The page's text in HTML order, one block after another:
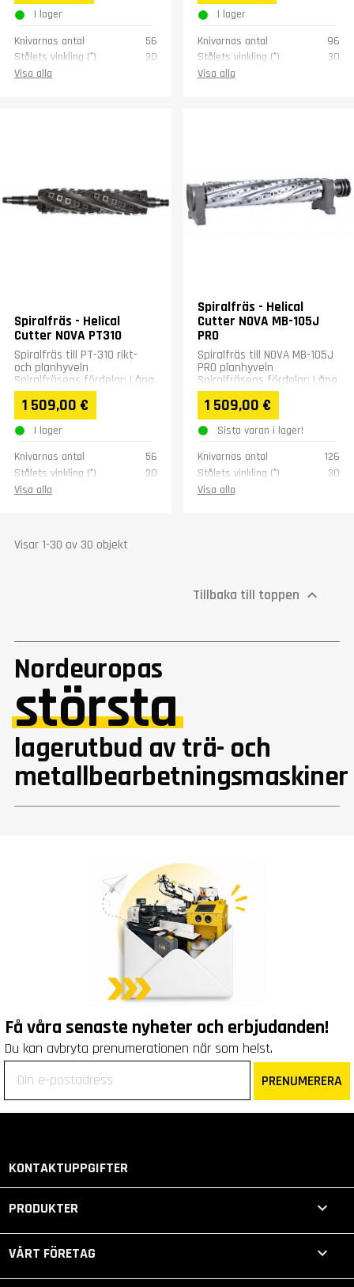
I lager
Knivarnas antal
56
Stålets vinkling (°)
30
Stålets storlek (mm)
Visa alla
I lager
Knivarnas antal
96
Stålets vinkling (°)
30
Stålets storlek (mm)
Visa alla
Spiralfräs - Helical
Cutter NOVA PT310
Spiralfräs till PT-310 rikt-
och planhyveln
Spiralfräsens fördelar: Lång
livslängd, fyra skärytor per
stål. Stålen är...
1 509,00 €
I lager
Knivarnas antal
56
Stålets vinkling (°)
30
Stålets storlek (mm)
Visa alla
Spiralfräs - Helical
Cutter NOVA MB-105J
PRO
Spiralfräs till NOVA MB-105J
PRO planhyveln
Spiralfräsens fördelar: Lång
livslängd, fyra skärytor per
stål. Stålen är...
1 509,00 €
Sista varan i lager!
Knivarnas antal
126
Stålets vinkling (°)
30
Stålets storlek (mm)
Visa alla
Visar 1-30 av 30 objekt
Tillbaka till toppen 
Nordeuropas
största
lagerutbud av trä- och
metallbearbetningsmaskiner
Få våra senaste nyheter och erbjudanden!
Du kan avbryta prenumerationen när som helst.
PRENUMERERA
KONTAKTUPPGIFTER
PRODUKTER 
VÅRT FÖRETAG 